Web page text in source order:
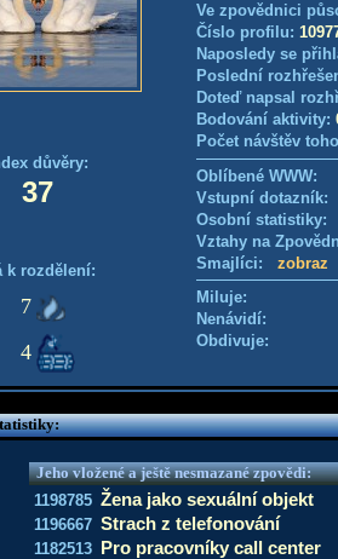
důvěry:
37
k rozdělení:
7
4
Ve zpovědnici
Číslo profilu:
Naposledy se
Poslední
Doteď napsal
Bodování aktivity:
Počet návštěv
Oblíbené WWW:
Vstupní
Osobní
Vztahy na
Smajlíci: zobraz
Miluje:
Nenávidí:
Obdivuje:
Jeho vložené a ještě nesmazané zpovědi:
1198785 Žena jako sexuální objekt
1196667 Strach z telefonování
1182513 Pro pracovníky call center